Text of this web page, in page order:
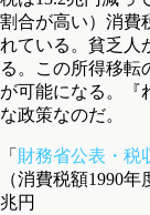
割合が高い）消費
れている。貧乏人
る。この所得移転
が可能になる。『
な政策なのだ。
「 財務省公表・税
（消費税額1990
兆円